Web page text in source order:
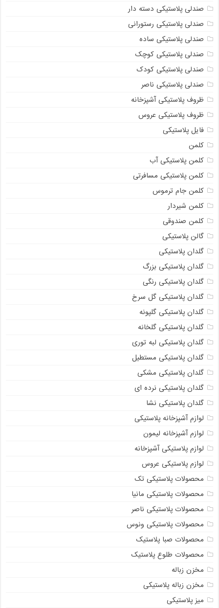
صندلی پلاستیکی دسته دار
صندلی پلاستیکی رستورانی
صندلی پلاستیکی ساده
صندلی پلاستیکی کوچک
صندلی پلاستیکی کودک
صندلی پلاستیکی ناصر
ظروف پلاستیکی آشپزخانه
ظروف پلاستیکی عروس
فایل پلاستیکی
کلمن
کلمن پلاستیکی آب
کلمن پلاستیکی مسافرتی
کلمن جام ترموس
کلمن شیردار
کلمن صندوقی
گالن پلاستیکی
گلدان پلاستیکی
گلدان پلاستیکی بزرگ
گلدان پلاستیکی رنگی
گلدان پلاستیکی گل سرخ
گلدان پلاستیکی گلپونه
گلدان پلاستیکی گلخانه
گلدان پلاستیکی لبه توری
گلدان پلاستیکی مستطیل
گلدان پلاستیکی مشکی
گلدان پلاستیکی نرده ای
گلدان پلاستیکی نشا
لوازم آشپزخانه پلاستیکی
لوازم آشپزخانه لیمون
لوازم پلاستیکی آشپزخانه
لوازم پلاستیکی عروس
محصولات پلاستیکی تک
محصولات پلاستیکی مانیا
محصولات پلاستیکی ناصر
محصولات پلاستیکی ونوس
محصولات صبا پلاستیک
محصولات طلوع پلاستیک
مخزن زباله
مخزن زباله پلاستیکی
میز پلاستیکی